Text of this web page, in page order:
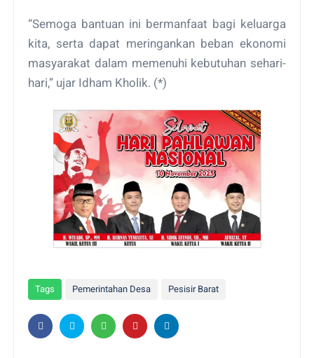
“Semoga bantuan ini bermanfaat bagi keluarga
kita, serta dapat meringankan beban ekonomi
masyarakat dalam memenuhi kebutuhan sehari-
hari,” ujar Idham Kholik. (*)
Tags Pemerintahan Desa Pesisir Barat